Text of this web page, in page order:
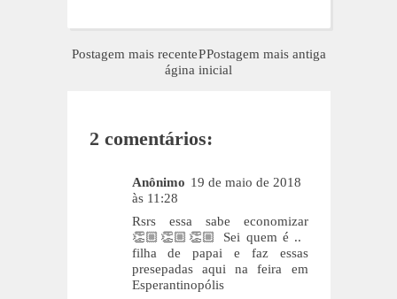
Postagem mais recente Postagem mais antiga
P
ágina inicial
2 comentários:
Anônimo 19 de maio de 2018
às 11:28
Rsrs essa sabe economizar
👏🏼👏🏼👏🏼 Sei quem é ..
filha de papai e faz essas
presepadas aqui na feira em
Esperantinopólis